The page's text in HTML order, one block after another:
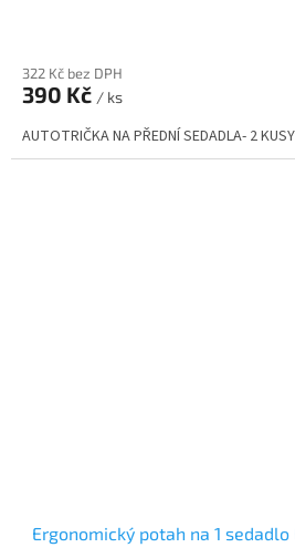
322 Kč bez DPH
390 Kč / ks
AUTOTRIČKA NA PŘEDNÍ SEDADLA- 2 KUSY
Ergonomický potah na 1 sedadlo